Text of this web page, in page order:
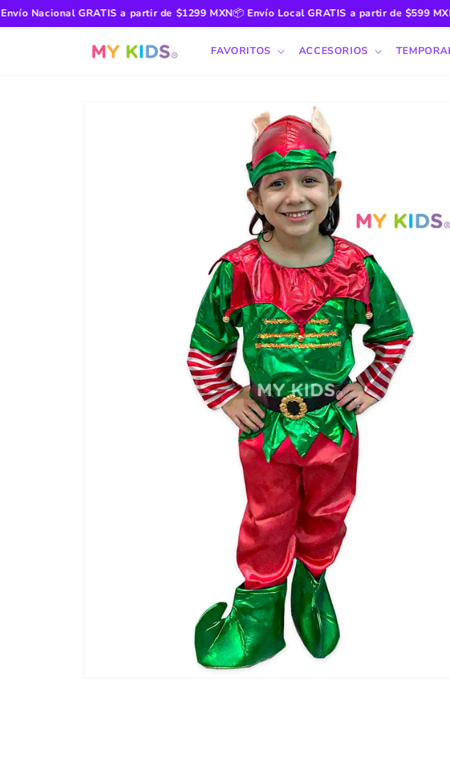
directamente
al contenido
Nacional GRATIS a partir de $1299 MXN📦Envío Local GRATIS a partir de $599 MXN✈️
FAVORITOS ACCESORIOS